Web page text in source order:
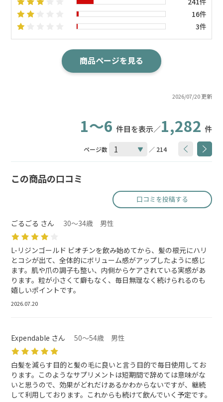
2026/07/20 更新
16件
3件
商品ページを見る
1～6 件目を表示／1,282 件
ページ数 ／ 214
この商品の口コミ
口コミを投稿する
ごるごる さん 30～34歳 男性
L-リジンゴールド ビオチンを飲み始めてから、髪の根元にハリ
とコシが出て、全体的にボリューム感がアップしたように感じ
ます。肌や爪の調子も整い、内側からケアされている実感があ
ります。粒が小さくて癖もなく、毎日無理なく続けられるのも
嬉しいポイントです。
2026.07.20
Expendable さん 50～54歳 男性
白髪を減らす目的と髪の毛に良いと言う目的で毎日使用してお
ります。このようなサプリメントは短期間で辞めては意味がな
いと思うので、効果がどれだけあるかわからないですが、継続
して利用しております。これからも続けて飲んでいく予定です。